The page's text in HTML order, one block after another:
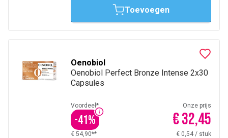
Toevoegen
Oenobiol
Oenobiol Perfect Bronze Intense 2x30
Capsules
Voordeel*
-41%
Onze prijs
€ 32,45
€ 54,90** € 0,54 / stuk